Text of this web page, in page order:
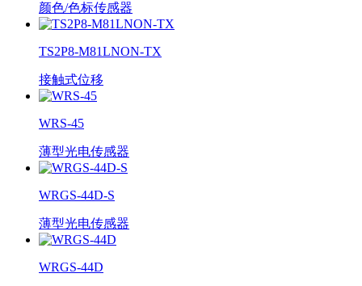
颜色/色标传感器
TS2P8-M81LNON-TX
接触式位移
WRS-45
薄型光电传感器
WRGS-44D-S
薄型光电传感器
WRGS-44D